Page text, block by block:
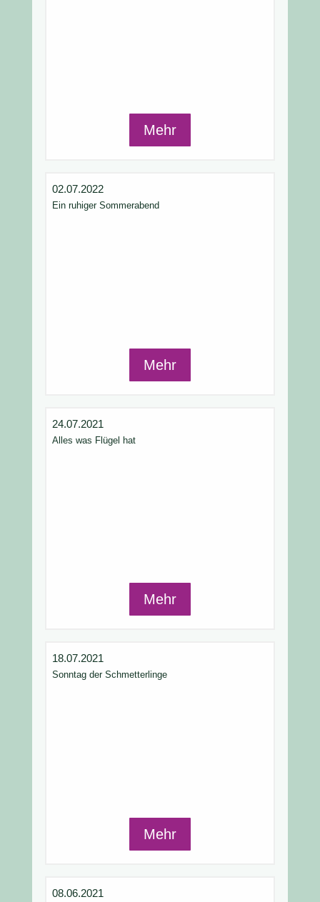
Mehr
02.07.2022
Ein ruhiger Sommerabend
Mehr
24.07.2021
Alles was Flügel hat
Mehr
18.07.2021
Sonntag der Schmetterlinge
Mehr
08.06.2021